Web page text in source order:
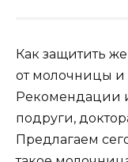
Как защитить
от молочницы и
Рекомендации
подруги,
Предлагаем